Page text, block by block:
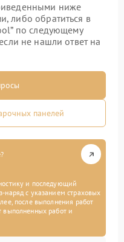
ниже
либо обратиться в
по следующему
не нашли ответ на
панелей
и последующий
наряд с указанием страховых
после выполнения работ
выполненных работ и